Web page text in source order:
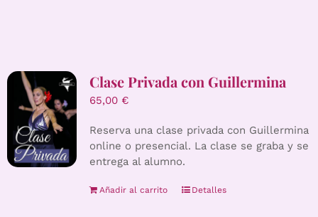
Clase Privada con Guillermina
65,00 €
Reserva una clase privada con Guillermina
online o presencial. La clase se graba y se
entrega al alumno.
Añadir al carrito Detalles